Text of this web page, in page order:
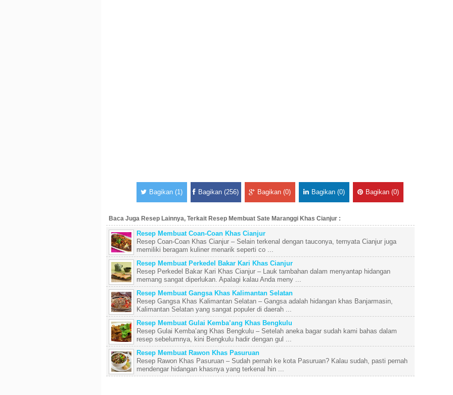
Bagikan (1) Bagikan (256) Bagikan (0) Bagikan (0) Bagikan (0)
Baca Juga Resep Lainnya, Terkait Resep Membuat Sate Maranggi Khas Cianjur :
Resep Membuat Coan-Coan Khas Cianjur
Resep Coan-Coan Khas Cianjur – Selain terkenal dengan tauconya, ternyata Cianjur juga
memiliki beragam kuliner menarik seperti co ...
Resep Membuat Perkedel Bakar Kari Khas Cianjur
Resep Perkedel Bakar Kari Khas Cianjur – Lauk tambahan dalam menyantap hidangan
memang sangat diperlukan. Apalagi kalau Anda meny ...
Resep Membuat Gangsa Khas Kalimantan Selatan
Resep Gangsa Khas Kalimantan Selatan – Gangsa adalah hidangan khas Banjarmasin,
Kalimantan Selatan yang sangat populer di daerah ...
Resep Membuat Gulai Kemba’ang Khas Bengkulu
Resep Gulai Kemba’ang Khas Bengkulu – Setelah aneka bagar sudah kami bahas dalam
resep sebelumnya, kini Bengkulu hadir dengan gul ...
Resep Membuat Rawon Khas Pasuruan
Resep Rawon Khas Pasuruan – Sudah pernah ke kota Pasuruan? Kalau sudah, pasti pernah
mendengar hidangan khasnya yang terkenal hin ...